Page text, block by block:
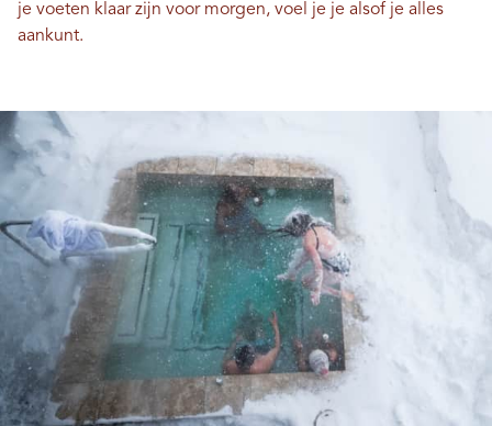
je voeten klaar zijn voor morgen, voel je je alsof je alles
aankunt.